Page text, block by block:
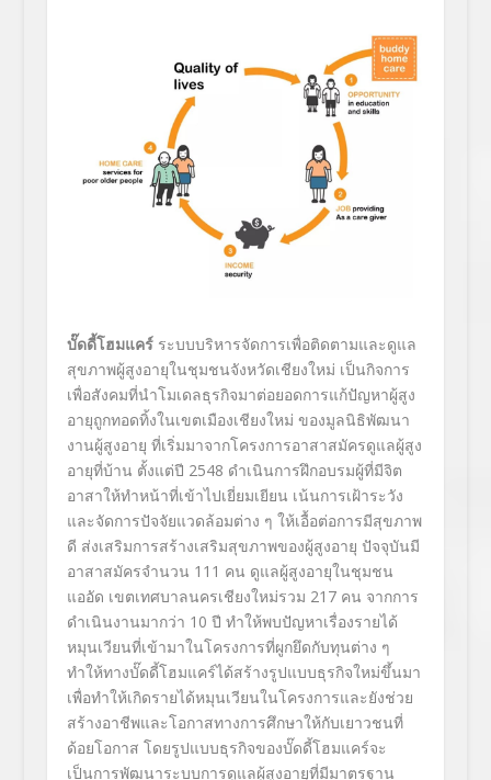
บั๊ดดี้โฮมแคร์ระบบบริหารจัดการเพื่อติดตามและดูแล
สุขภาพผู้สูงอายุในชุมชนจังหวัดเชียงใหม่ เป็นกิจการ
เพื่อสังคมที่นำโมเดลธุรกิจมาต่อยอดการแก้ปัญหาผู้สูง
อายุถูกทอดทิ้งในเขตเมืองเชียงใหม่ ของมูลนิธิพัฒนา
งานผู้สูงอายุ ที่เริ่มมาจากโครงการอาสาสมัครดูแลผู้สูง
อายุที่บ้าน ตั้งแต่ปี 2548 ดำเนินการฝึกอบรมผู้ที่มีจิต
อาสาให้ทำหน้าที่เข้าไปเยี่ยมเยียน เน้นการเฝ้าระวัง
และจัดการปัจจัยแวดล้อมต่าง ๆ ให้เอื้อต่อการมีสุขภาพ
ดี ส่งเสริมการสร้างเสริมสุขภาพของผู้สูงอายุ ปัจจุบันมี
อาสาสมัครจำนวน 111 คน ดูแลผู้สูงอายุในชุมชน
แออัด เขตเทศบาลนครเชียงใหม่รวม 217 คน จากการ
ดำเนินงานมากว่า 10 ปี ทำให้พบปัญหาเรื่องรายได้
หมุนเวียนที่เข้ามาในโครงการที่ผูกยึดกับทุนต่าง ๆ
ทำให้ทางบั๊ดดี้โฮมแคร์ได้สร้างรูปแบบธุรกิจใหม่ขึ้นมา
เพื่อทำให้เกิดรายได้หมุนเวียนในโครงการและยังช่วย
สร้างอาชีพและโอกาสทางการศึกษาให้กับเยาวชนที่
ด้อยโอกาส โดยรูปแบบธุรกิจของบั๊ดดี้โฮมแคร์จะ
เป็นการพัฒนาระบบการดูแลผู้สูงอายุที่มีมาตรฐาน